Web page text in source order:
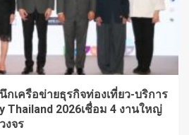
กเครือข่ายธุรกิจท่องเที่ยว-บริการ
Thailand 2026เชื่อม 4 งานใหญ่
งจร